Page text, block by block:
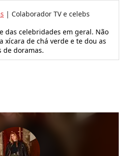
| Colaborador TV e celebs
das celebridades em geral. Não
xícara de chá verde e te dou as
de doramas.